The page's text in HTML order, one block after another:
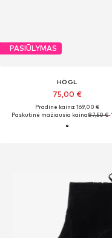
PASIŪLYMAS
HÖGL
75,00 €
Pradinė kaina: 169,00 €
Paskutinė mažiausia kaina:87,50 €-